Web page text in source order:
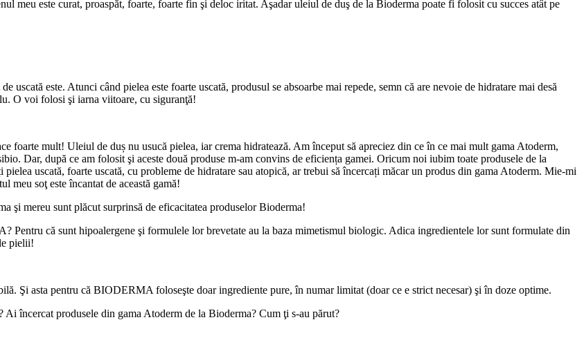
meu este curat, proaspăt, foarte, foarte fin şi deloc iritat. Aşadar uleiul de duş de la Bioderma poate fi folosit cu succes atât pe
uscată este. Atunci când pielea este foarte uscată, produsul se absoarbe mai repede, semn că are nevoie de hidratare mai desă
O voi folosi şi iarna viitoare, cu siguranţă!
foarte mult! Uleiul de duș nu usucă pielea, iar crema hidratează. Am început să apreciez din ce în ce mai mult gama Atoderm,
Dar, după ce am folosit şi aceste două produse m-am convins de eficiența gamei. Oricum noi iubim toate produsele de la
uscată, foarte uscată, cu probleme de hidratare sau atopică, ar trebui să încercați măcar un produs din gama Atoderm. Mie-mi
meu soţ este încantat de această gamă!
şi mereu sunt plăcut surprinsă de eficacitatea produselor Bioderma!
că sunt hipoalergene şi formulele lor brevetate au la baza mimetismul biologic. Adica ingredientele lor sunt formulate din
pielii!
Şi asta pentru că BIODERMA foloseşte doar ingrediente pure, în numar limitat (doar ce e strict necesar) şi în doze optime.
încercat produsele din gama Atoderm de la Bioderma? Cum ţi s-au părut?